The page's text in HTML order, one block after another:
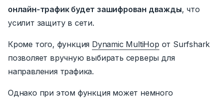
онлайн-трафик будет зашифрован дважды, что
усилит защиту в сети.
Кроме того, функция Dynamic MultiHop от Surfshark
позволяет вручную выбирать серверы для
направления трафика.
Однако при этом функция может немного